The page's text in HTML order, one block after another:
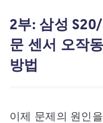
2부: 삼성
문 센서 오작
방법
이제 문제의 원인